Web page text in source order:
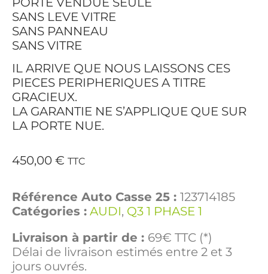
SANS LEVE VITRE
SANS PANNEAU
SANS VITRE
IL ARRIVE QUE NOUS LAISSONS CES
PIECES PERIPHERIQUES A TITRE
GRACIEUX.
LA GARANTIE NE S’APPLIQUE QUE SUR
LA PORTE NUE.
450,00 € TTC
Référence Auto Casse 25 : 123714185
Catégories : AUDI, Q3 1 PHASE 1
Livraison à partir de : 69€ TTC (*)
Délai de livraison estimés entre 2 et 3
jours ouvrés.